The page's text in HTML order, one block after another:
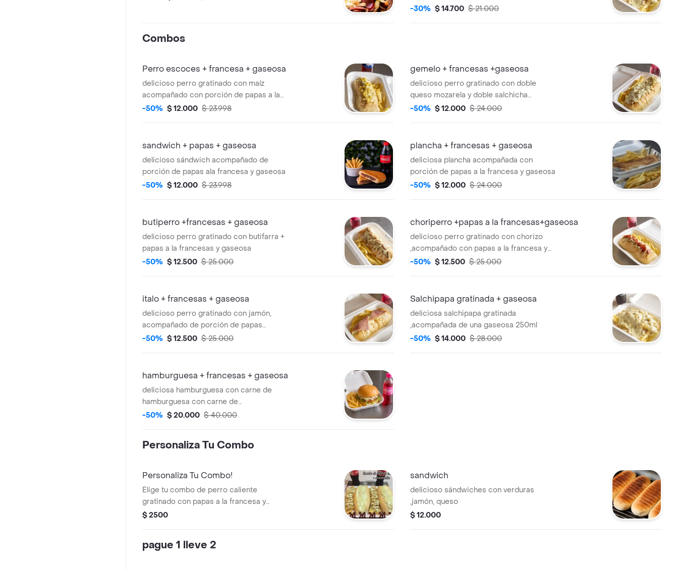
-30% $ 14.700 $ 21.000
Combos
Perro escoces + francesa + gaseosa
delicioso perro gratinado con maíz
acompañado con porción de papas a la
francesas y gaseosa
-50% $ 12.000 $ 23.998
gemelo + francesas +gaseosa
delicioso perro gratinado con doble
queso mozarela y doble salchicha
,acompañado de una porción de papas a
-50% $ 12.000 $ 24.000
sandwich + papas + gaseosa
delicioso sándwich acompañado de
porción de papas ala francesa y gaseosa
-50% $ 12.000 $ 23.998
plancha + francesas + gaseosa
deliciosa plancha acompañada con
porción de papas a la francesa y gaseosa
-50% $ 12.000 $ 24.000
butiperro +francesas + gaseosa
delicioso perro gratinado con butifarra +
papas a la francesas y gaseosa
-50% $ 12.500 $ 25.000
choriperro +papas a la francesas+gaseosa
delicioso perro gratinado con chorizo
,acompañado con papas a la francesa y
gaseosas
-50% $ 12.500 $ 25.000
italo + francesas + gaseosa
delicioso perro gratinado con jamón,
acompañado de porción de papas
acompañado de una gaseosa
-50% $ 12.500 $ 25.000
Salchipapa gratinada + gaseosa
deliciosa salchipapa gratinada
,acompañada de una gaseosa 250ml
-50% $ 14.000 $ 28.000
hamburguesa + francesas + gaseosa
deliciosa hamburguesa con carne de
hamburguesa con carne de
hamburguesa, acompañado de porción
-50% $ 20.000 $ 40.000
Personaliza Tu Combo
Personaliza Tu Combo!
Elige tu combo de perro caliente
gratinado con papas a la francesa y
gaseosa. Personaliza a tu gusto con
$ 2500
sandwich
delicioso sándwiches con verduras
,jamón, queso
$ 12.000
pague 1 lleve 2